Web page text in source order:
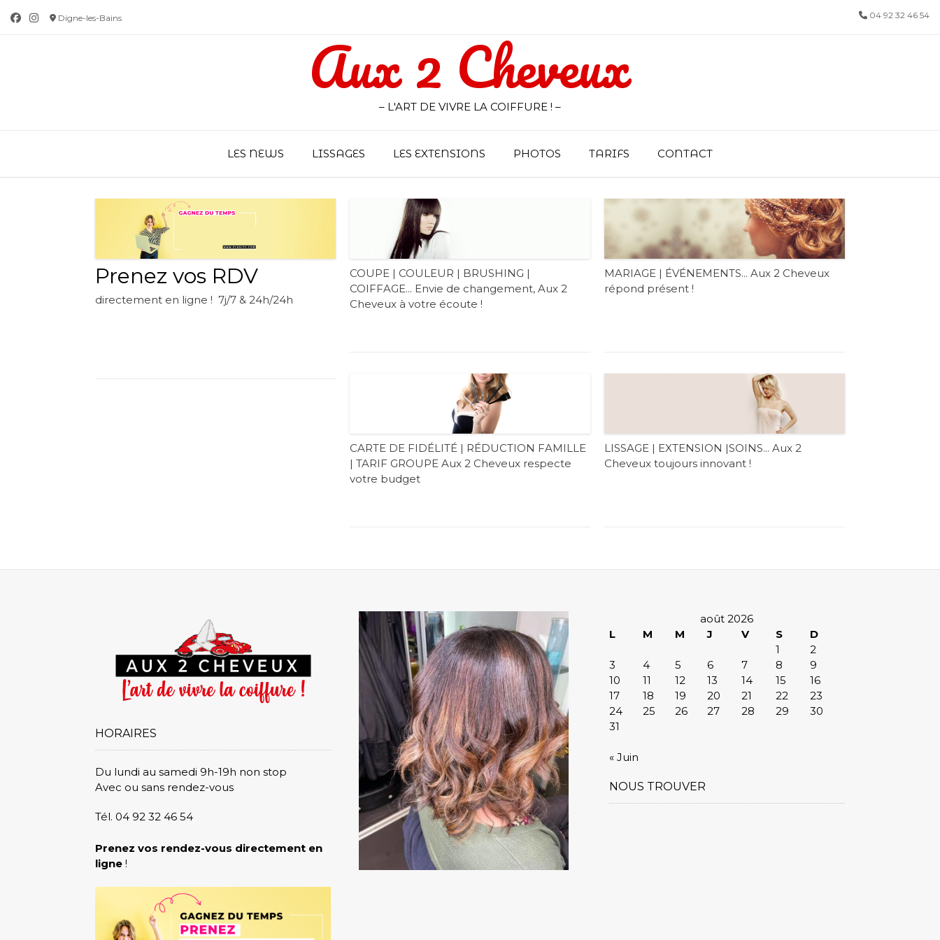
Digne-les-Bains 04 92 32 46 54
Aux 2 Cheveux
– L'ART DE VIVRE LA COIFFURE ! –
LES NEWS LISSAGES LES EXTENSIONS PHOTOS TARIFS CONTACT
Prenez vos RDV
directement en ligne ! 7j/7 & 24h/24h
COUPE | COULEUR | BRUSHING |
COIFFAGE... Envie de changement, Aux 2
Cheveux à votre écoute !
MARIAGE | ÉVÉNEMENTS... Aux 2 Cheveux
répond présent !
CARTE DE FIDÉLITÉ | RÉDUCTION FAMILLE
| TARIF GROUPE Aux 2 Cheveux respecte
votre budget
LISSAGE | EXTENSION |SOINS... Aux 2
Cheveux toujours innovant !
HORAIRES
Du lundi au samedi 9h-19h non stop
Avec ou sans rendez-vous
Tél. 04 92 32 46 54
Prenez vos rendez-vous directement en
ligne !
août 2026
L
M M J V S
D
1
2
3
4 5 6 7 8
9
10
11 12 13 14 15
16
17
18 19 20 21 22
23
24
25 26 27 28 29
30
31
« Juin
NOUS TROUVER